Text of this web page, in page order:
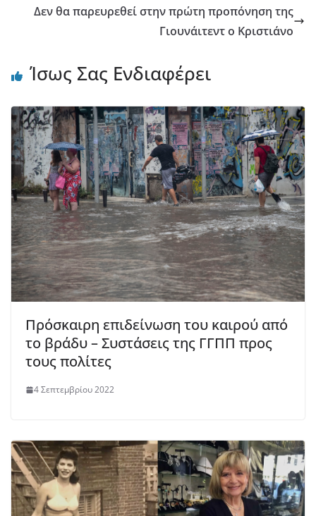
Δεν θα παρευρεθεί στην πρώτη προπόνηση της
Γιουνάιτεντ ο Κριστιάνο
Ίσως Σας Ενδιαφέρει
Πρόσκαιρη επιδείνωση του καιρού από
το βράδυ – Συστάσεις της ΓΓΠΠ προς
τους πολίτες
4 Σεπτεμβρίου 2022